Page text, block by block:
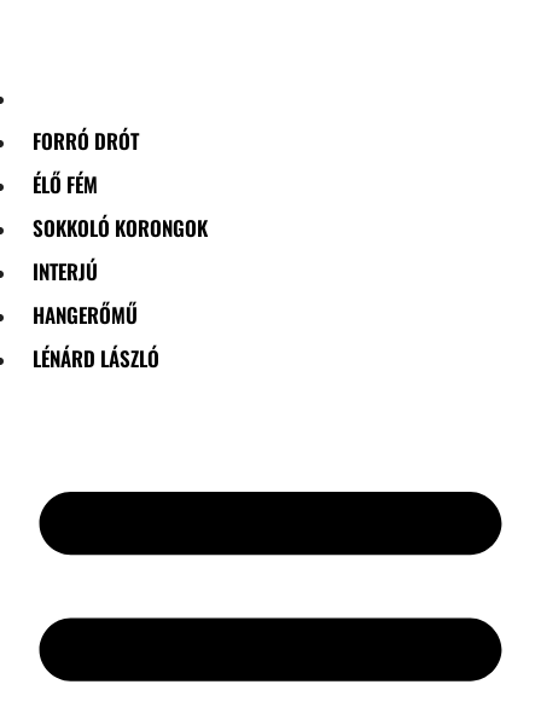
FORRÓ DRÓT
ÉLŐ FÉM
SOKKOLÓ KORONGOK
INTERJÚ
HANGERŐMŰ
LÉNÁRD LÁSZLÓ